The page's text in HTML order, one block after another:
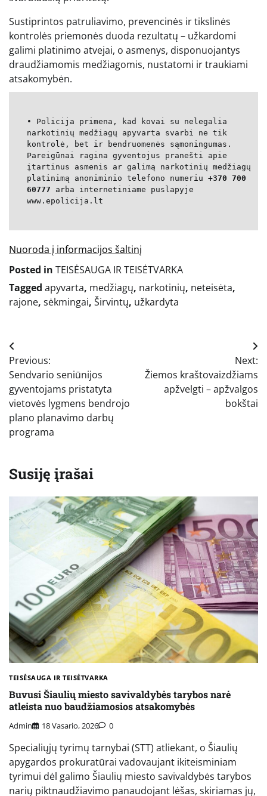
Sustiprintos patruliavimo, prevencinės ir tikslinės
kontrolės priemonės duoda rezultatų – užkardomi
galimi platinimo atvejai, o asmenys, disponuojantys
draudžiamomis medžiagomis, nustatomi ir traukiami
atsakomybėn.
• Policija primena, kad kovai su nelegalia
narkotinių medžiagų apyvarta svarbi ne tik
kontrolė, bet ir bendruomenės sąmoningumas.
Pareigūnai ragina gyventojus pranešti apie
įtartinus asmenis ar galimą narkotinių medžiagų
platinimą anoniminio telefono numeriu +370 700
60777 arba internetiniame puslapyje
www.epolicija.lt
Nuoroda į informacijos šaltinį
Posted in TEISĖSAUGA IR TEISĖTVARKA
Tagged apyvarta, medžiagų, narkotinių, neteisėta,
rajone, sėkmingai, Širvintų, užkardyta
Navigacija
tarp
įrašų
Previous:
Sendvario seniūnijos
gyventojams pristatyta
vietovės lygmens bendrojo
plano planavimo darbų
programa
Next:
Žiemos kraštovaizdžiams
apžvelgti – apžvalgos
bokštai
Susiję įrašai
TEISĖSAUGA IR TEISĖTVARKA
Buvusi Šiaulių miesto savivaldybės tarybos narė
atleista nuo baudžiamosios atsakomybės
Admin 18 Vasario, 2026 0
Specialiųjų tyrimų tarnybai (STT) atliekant, o Šiaulių
apygardos prokuratūrai vadovaujant ikiteisminiam
tyrimui dėl galimo Šiaulių miesto savivaldybės tarybos
narių piktnaudžiavimo panaudojant lėšas, skiriamas jų,